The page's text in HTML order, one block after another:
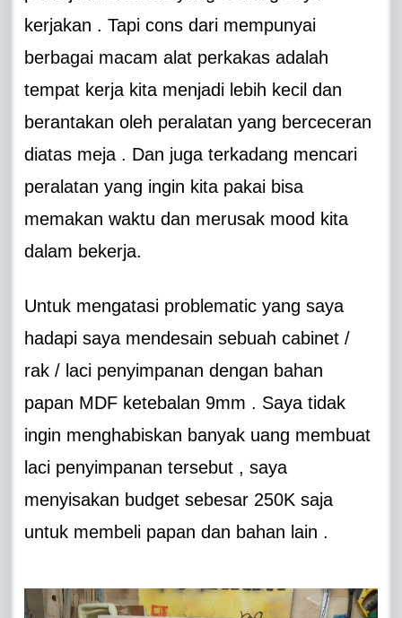
kerjakan . Tapi cons dari mempunyai
berbagai macam alat perkakas adalah
tempat kerja kita menjadi lebih kecil dan
berantakan oleh peralatan yang berceceran
diatas meja . Dan juga terkadang mencari
peralatan yang ingin kita pakai bisa
memakan waktu dan merusak mood kita
dalam bekerja.
Untuk mengatasi problematic yang saya
hadapi saya mendesain sebuah cabinet /
rak / laci penyimpanan dengan bahan
papan MDF ketebalan 9mm . Saya tidak
ingin menghabiskan banyak uang membuat
laci penyimpanan tersebut , saya
menyisakan budget sebesar 250K saja
untuk membeli papan dan bahan lain .